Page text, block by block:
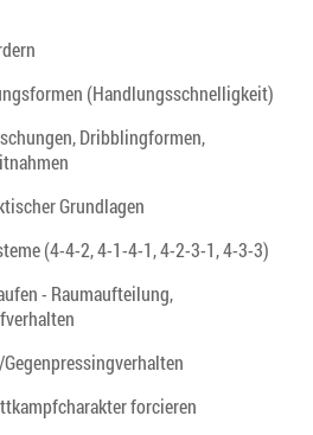
(Handlungsschnelligkeit)
Dribblingformen,
Grundlagen
(4-4-2, 4-1-4-1, 4-2-3-1, 4-3-3)
- Raumaufteilung,
forcieren